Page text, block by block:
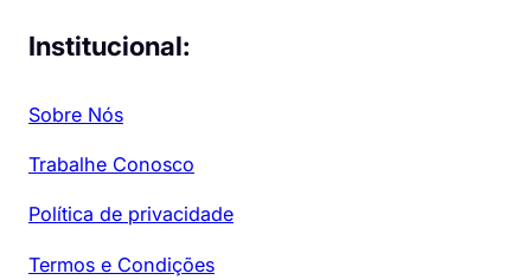
Institucional:
Sobre Nós
Trabalhe Conosco
Política de privacidade
Termos e Condições